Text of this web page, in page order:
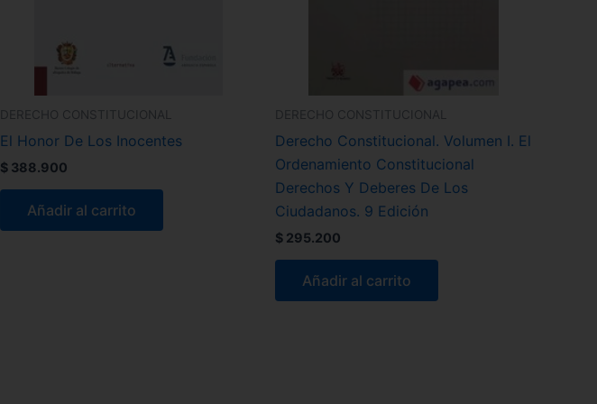
DERECHO CONSTITUCIONAL
El Honor De Los Inocentes
$ 388.900
Añadir al carrito
DERECHO CONSTITUCIONAL
Derecho Constitucional. Volumen I. El
Ordenamiento Constitucional
Derechos Y Deberes De Los
Ciudadanos. 9 Edición
$ 295.200
Añadir al carrito